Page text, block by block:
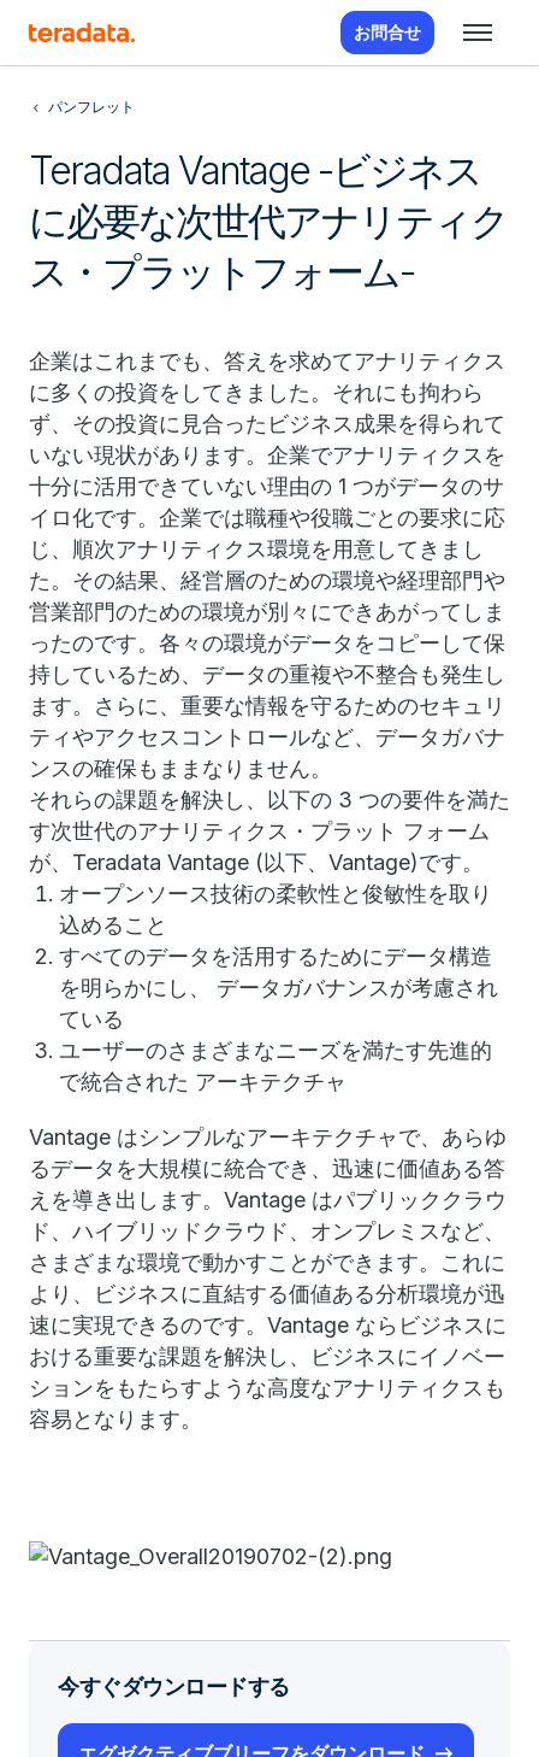
お問合せ
パンフレット
Teradata Vantage -ビジネス
に必要な次世代アナリティク
ス・プラットフォーム-
企業はこれまでも、答えを求めてアナリティクス
に多くの投資をしてきました。それにも拘わら
ず、その投資に見合ったビジネス成果を得られて
いない現状があります。企業でアナリティクスを
十分に活用できていない理由の 1 つがデータのサ
イロ化です。企業では職種や役職ごとの要求に応
じ、順次アナリティクス環境を用意してきまし
た。その結果、経営層のための環境や経理部門や
営業部門のための環境が別々にできあがってしま
ったのです。各々の環境がデータをコピーして保
持しているため、データの重複や不整合も発生し
ます。さらに、重要な情報を守るためのセキュリ
ティやアクセスコントロールなど、データガバナ
ンスの確保もままなりません。
それらの課題を解決し、以下の 3 つの要件を満た
す次世代のアナリティクス・プラット フォーム
が、Teradata Vantage (以下、Vantage)です。
オープンソース技術の柔軟性と俊敏性を取り
込めること
すべてのデータを活用するためにデータ構造
を明らかにし、 データガバナンスが考慮され
ている
ユーザーのさまざまなニーズを満たす先進的
で統合された アーキテクチャ
Vantage はシンプルなアーキテクチャで、あらゆ
るデータを大規模に統合でき、迅速に価値ある答
えを導き出します。Vantage はパブリッククラウ
ド、ハイブリッドクラウド、オンプレミスなど、
さまざまな環境で動かすことができます。これに
より、ビジネスに直結する価値ある分析環境が迅
速に実現できるのです。Vantage ならビジネスに
おける重要な課題を解決し、ビジネスにイノベー
ションをもたらすような高度なアナリティクスも
容易となります。
今すぐダウンロードする